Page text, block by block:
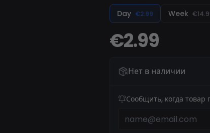
Day €2.99 Week
€2.99
Нет в наличии
Сообщить, когда товар